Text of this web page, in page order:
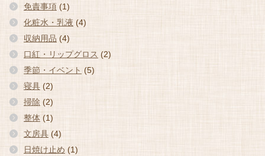
免責事項 (1)
化粧水・乳液 (4)
収納用品 (4)
口紅・リップグロス (2)
季節・イベント (5)
寝具 (2)
掃除 (2)
整体 (1)
文房具 (4)
日焼け止め (1)